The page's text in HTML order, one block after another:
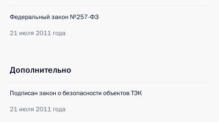
Федеральный закон №257-ФЗ
21 июля 2011 года
Дополнительно
Подписан закон о безопасности объектов ТЭК
21 июля 2011 года